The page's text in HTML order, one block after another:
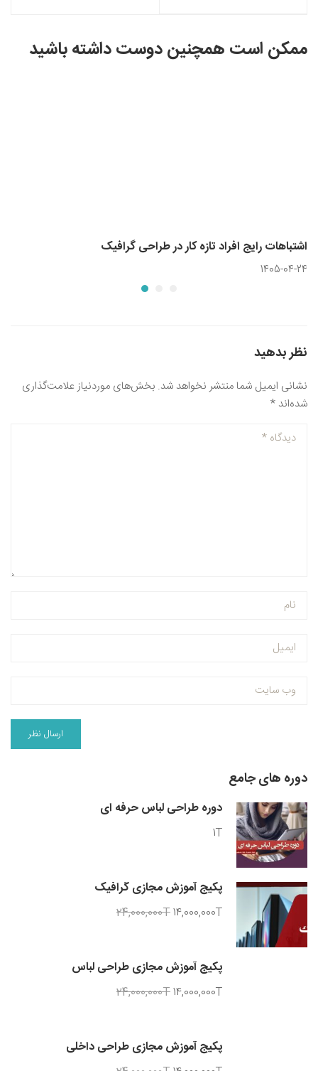
ممکن است همچنین دوست داشته باشید
اشتباهات رایج افراد تازه کار در طراحی گرافیک
1405-04-24
نظر بدهید
نشانی ایمیل شما منتشر نخواهد شد. بخش‌های موردنیاز علامت‌گذاری
شده‌اند *
دوره های جامع
دوره طراحی لباس حرفه ای
1T
پکیج آموزش مجازی گرافیک
24,000,000T14,000,000T
پکیج آموزش مجازی طراحی لباس
24,000,000T14,000,000T
پکیج آموزش مجازی طراحی داخلی